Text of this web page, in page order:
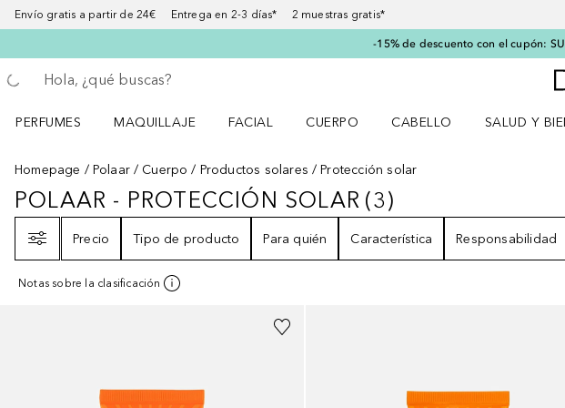
Envío gratis a partir de 24€ Entrega en 2-3 días* 2 muestras gratis*
-15% de descuento con el cupón:
Regresar
Ejecutar búsqueda
PERFUMES
MAQUILLAJE
FACIAL
CUERPO
CABELLO
SALUD Y
Homepage
Polaar Cuerpo Productos solares Protección solar
POLAAR - PROTECCIÓN SOLAR3
POLAAR - PROTECCIÓN SOLAR (3)
Precio
Tipo de producto Para quién Característica Responsabilidad
Notas sobre la clasificación